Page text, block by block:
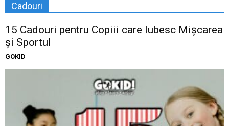
Cadouri
15 Cadouri pentru Copiii care Iubesc Mișcarea
și Sportul
GOKID